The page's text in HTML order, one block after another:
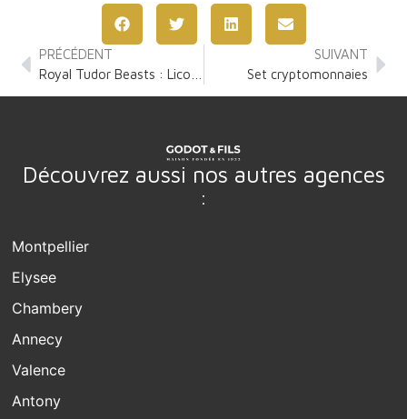
PRÉCÉDENT
SUIVANT
Set cryptomonnaies
Découvrez aussi nos autres agences
:
Montpellier
Elysee
Chambery
Annecy
Valence
Antony